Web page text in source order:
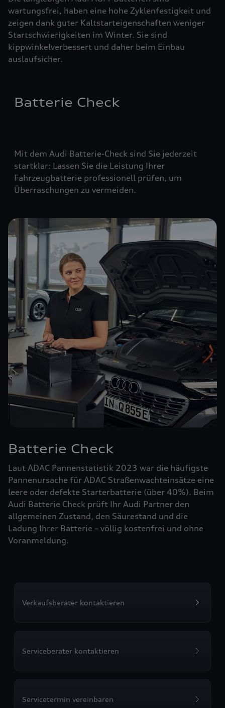
wartungsfrei, haben eine hohe Zyklenfestigkeit und
zeigen dank guter Kaltstarteigenschaften weniger
Startschwierigkeiten im Winter. Sie sind
kippwinkelverbessert und daher beim Einbau
auslaufsicher.
Batterie Check
Mit dem Audi Batterie-Check sind Sie jederzeit
startklar: Lassen Sie die Leistung Ihrer
Fahrzeugbatterie professionell prüfen, um
Überraschungen zu vermeiden.
Batterie Check
Laut ADAC Pannenstatistik 2023 war die häufigste
Pannenursache für ADAC Straßenwachteinsätze eine
leere oder defekte Starterbatterie (über 40%). Beim
Audi Batterie Check prüft Ihr Audi Partner den
allgemeinen Zustand, den Säurestand und die
Ladung Ihrer Batterie – völlig kostenfrei und ohne
Voranmeldung.
Verkaufsberater kontaktieren
Serviceberater kontaktieren
Servicetermin vereinbaren